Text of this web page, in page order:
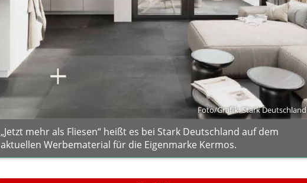
Foto/Grafik: Stark Deutschland
„Jetzt mehr als Fliesen“ heißt es bei Stark Deutschland auf dem
aktuellen Werbematerial für die Eigenmarke Kermos.